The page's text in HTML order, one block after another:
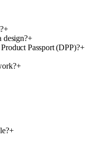
+
design?+
Passport (DPP)?+
+
+